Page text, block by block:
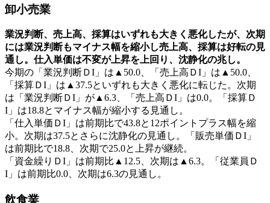
卸小売業
業況判断、売上高、採算はいずれも大きく悪化したが、次期
には業況判断もマイナス幅を縮小し売上高、採算は好転の見
通し。仕入単価は不変が上昇を上回り、沈静化の兆し。
今期の「業況判断ＤI」は▲50.0、「売上高ＤI」は▲50.0、
「採算ＤI」は▲37.5といずれも大きく悪化に転じた。次期
は「業況判断ＤI」が▲6.3、「売上高ＤI」は0.0。「採算Ｄ
I」は18.8とマイナス幅が縮小する見通し。
「仕入単価ＤI」は前期比で43.8と12ポイントプラス幅を縮
小。次期は37.5とさらに沈静化の見通し。「販売単価ＤI」
は前期比で18.8、次期で25.0と上昇が継続。
「資金繰りＤI」は前期比▲12.5、次期は▲6.3。「従業員Ｄ
I」は前期比0.0、次期は6.3の見通し。
飲食業